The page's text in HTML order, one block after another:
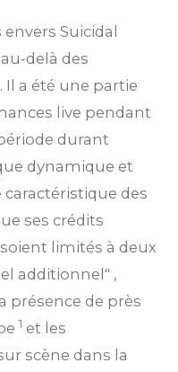
Suicidal
delà des
a été une partie
live pendant
durant
dynamique et
des
ses crédits
limités à deux
additionnel" ,
présence de près
1 et les
scène dans la